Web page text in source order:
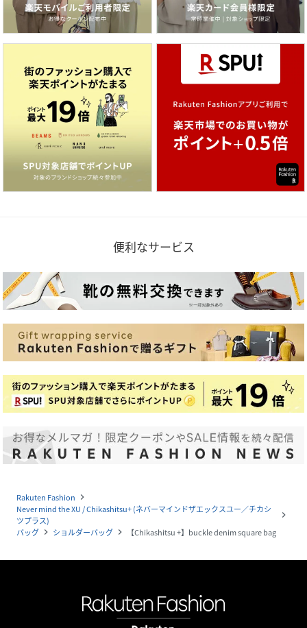
便利なサービス
Rakuten Fashion navigate_next
Never mind the XU / Chikashitsu+ (ネバーマインドザエックスユー／チカシ
ツプラス)
navigate_next
バッグ navigate_next ショルダーバッグ navigate_next 【Chikashitsu +】buckle denim square bag